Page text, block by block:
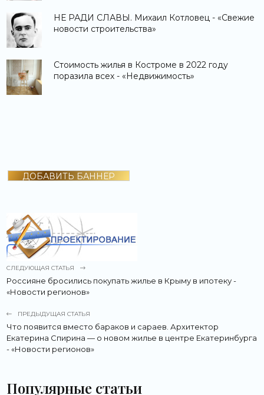
НЕ РАДИ СЛАВЫ. Михаил Котловец - «Свежие
новости строительства»
Стоимость жилья в Костроме в 2022 году
поразила всех - «Недвижимость»
ДОБАВИТЬ БАННЕР
СЛЕДУЮЩАЯ СТАТЬЯ
Россияне бросились покупать жилье в Крыму в ипотеку -
«Новости регионов»
ПРЕДЫДУЩАЯ СТАТЬЯ
Что появится вместо бараков и сараев. Архитектор
Екатерина Спирина — о новом жилье в центре Екатеринбурга
- «Новости регионов»
Популярные статьи